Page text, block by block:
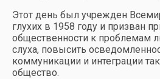
Этот день был учрежден
глухих в 1958 году и призван
общественности к проблемам
слуха, повысить
коммуникации и интеграции
общество.